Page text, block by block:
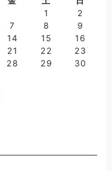
1
2
7 8
9
14 15
16
21 22
23
28 29
30